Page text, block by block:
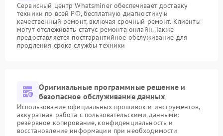
Сервисный центр Whatsminer обеспечивает доставку
техники по всей РФ, бесплатную диагностику и
качественный ремонт, включая срочный ремонт. Клиенты
могут отслеживать статус ремонта онлайн. Также
предоставляется постгарантийное обслуживание для
продления срока службы техники
Оригинальные программные решение и
безопасное обслуживание данных
Использование официальных прошивок и инструментов,
аккуратная работа с пользовательскими данными:
резервное копирование, конфиденциальность и
восстановление информации при необходимости